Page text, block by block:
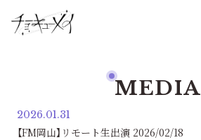
MEDIA
2026.01.31
【FM岡山】リモート生出演 2026/02/18